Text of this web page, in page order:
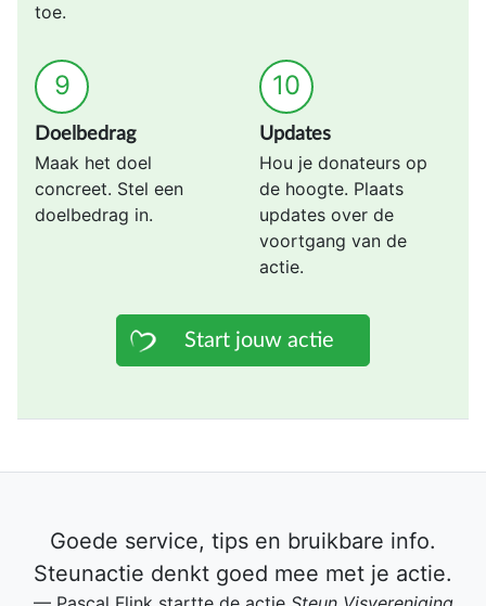
toe.
9
Doelbedrag
Maak het doel
concreet. Stel een
doelbedrag in.
10
Updates
Hou je donateurs op
de hoogte. Plaats
updates over de
voortgang van de
actie.
Start jouw actie
Goede service, tips en bruikbare info.
Steunactie denkt goed mee met je actie.